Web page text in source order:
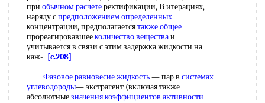
при обычном расчетеректификации, В итерациях,
наряду спредположением определенных
концентрации, предполагаетсятакже общее
прореагировавшееколичество веществаи
учитывается в связи с этим задержка жидкости на
каж-
[c.208]
Фазовое равновесие жидкость— пар в системах
углеводороды— экстрагент (включая также
абсолютныезначения коэффициентов активности